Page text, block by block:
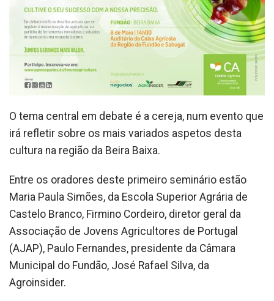
O tema central em debate é a cereja, num evento que
irá refletir sobre os mais variados aspetos desta
cultura na região da Beira Baixa.
Entre os oradores deste primeiro seminário estão
Maria Paula Simões, da Escola Superior Agrária de
Castelo Branco, Firmino Cordeiro, diretor geral da
Associação de Jovens Agricultores de Portugal
(AJAP), Paulo Fernandes, presidente da Câmara
Municipal do Fundão, José Rafael Silva, da
Agroinsider.